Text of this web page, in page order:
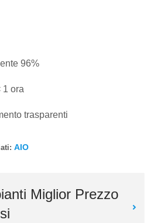
96%
ora
trasparenti
AIO
Miglior Prezzo